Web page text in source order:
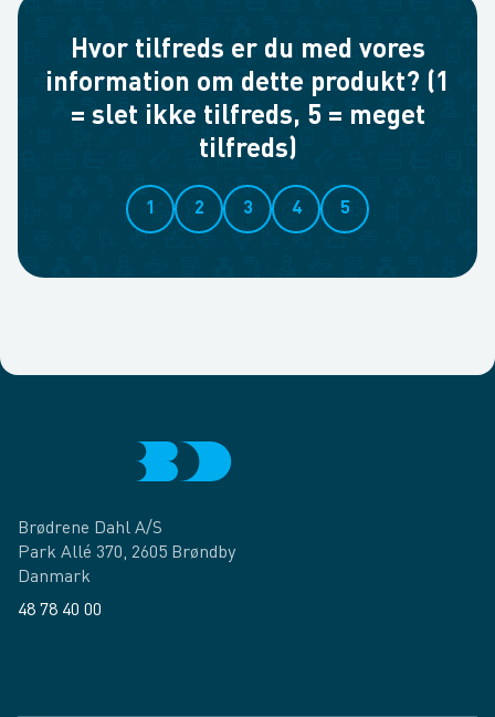
Hvor tilfreds er du med vores
information om dette produkt? (1
= slet ikke tilfreds, 5 = meget
tilfreds)
1 2 3 4 5
Brødrene Dahl A/S
Park Allé 370, 2605 Brøndby
Danmark
48 78 40 00